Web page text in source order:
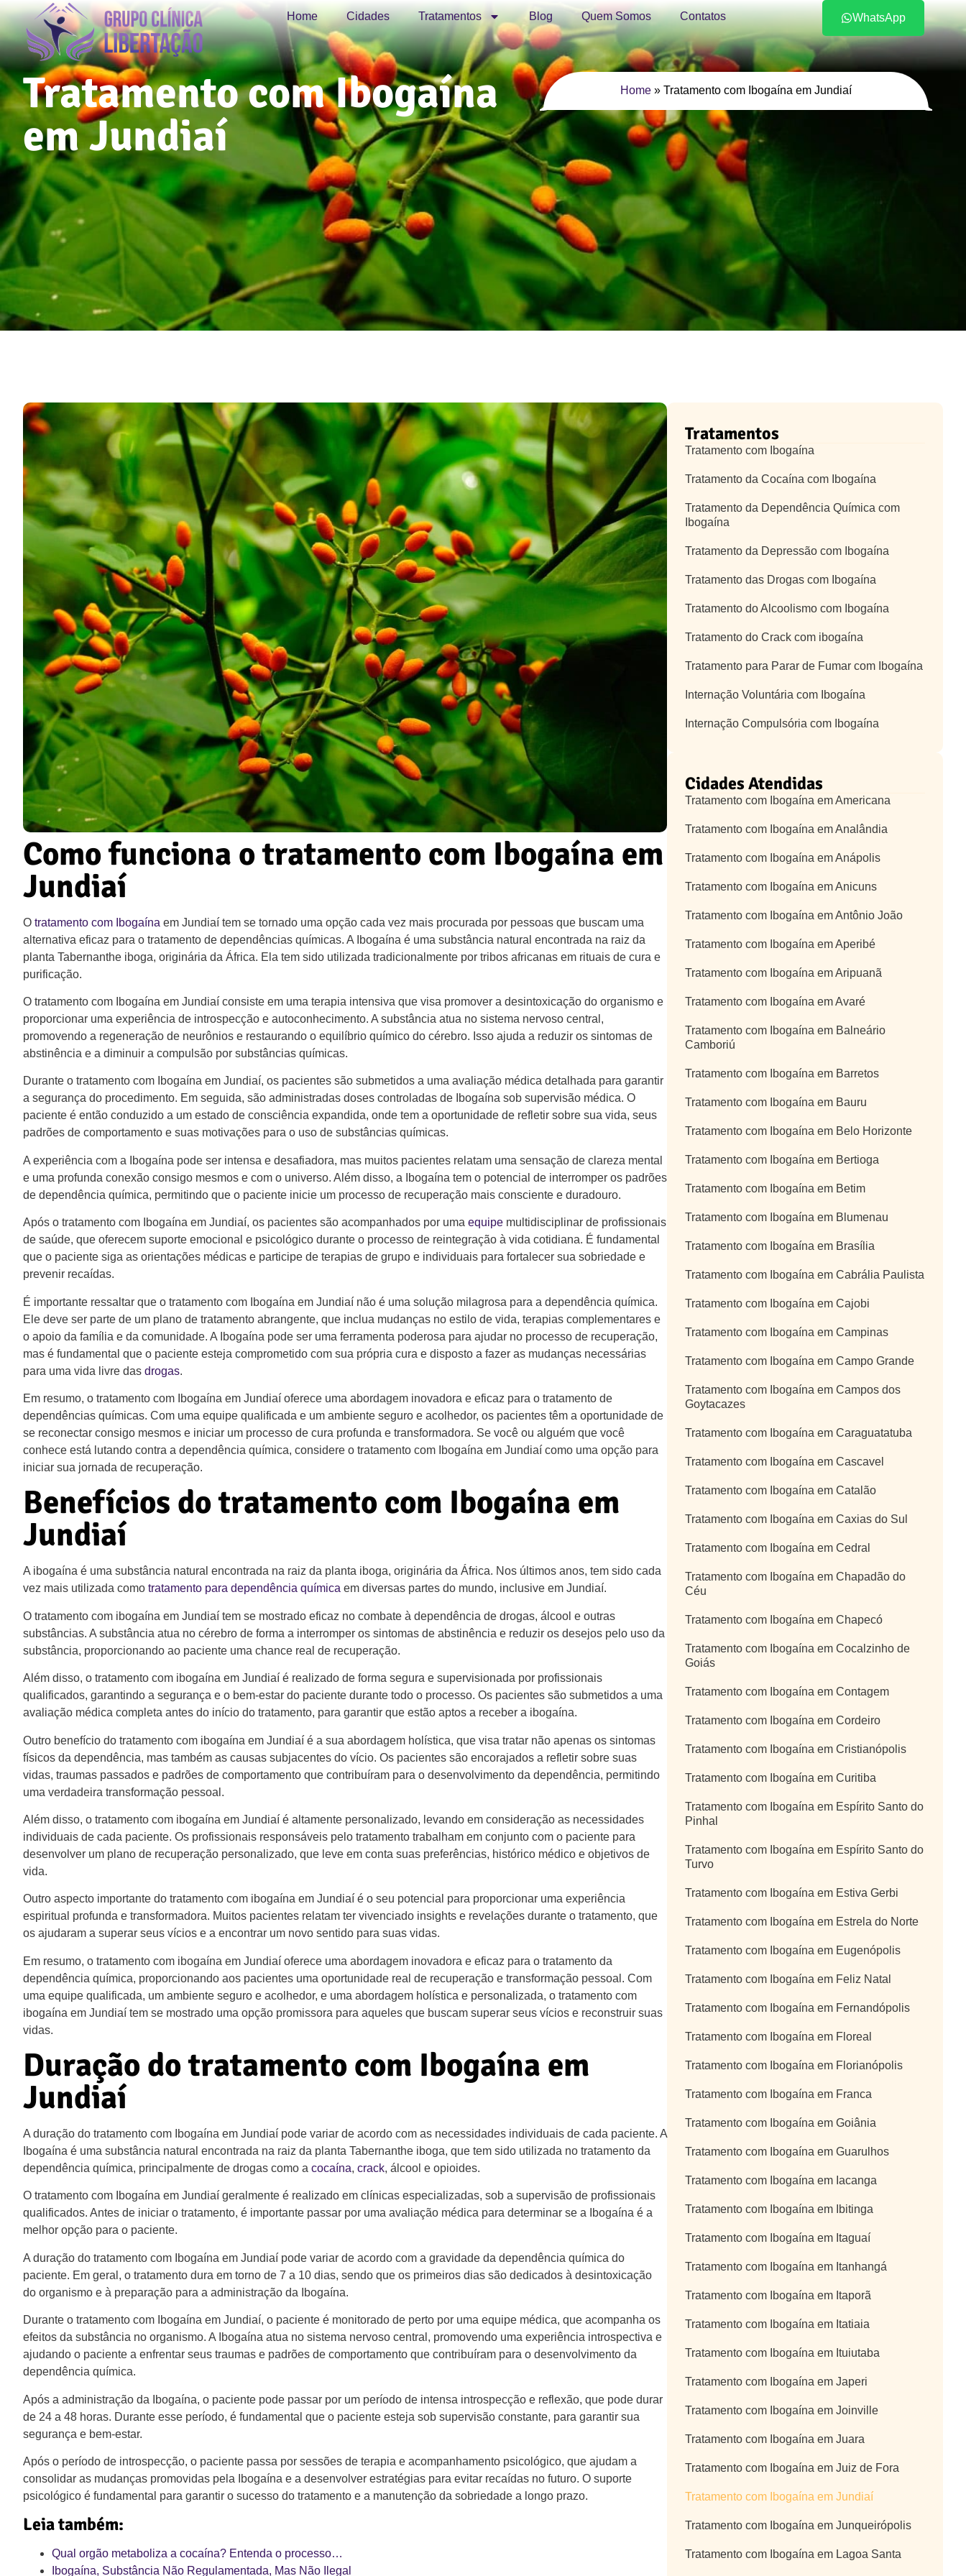
Home Cidades Tratamentos Blog Quem Somos Contatos WhatsApp
Tratamento com Ibogaína
em Jundiaí
Home » Tratamento com Ibogaína em Jundiaí
Como funciona o tratamento com Ibogaína em
Jundiaí
O tratamento com Ibogaína em Jundiaí tem se tornado uma opção cada vez mais procurada por pessoas que buscam uma
alternativa eficaz para o tratamento de dependências químicas. A Ibogaína é uma substância natural encontrada na raiz da
planta Tabernanthe iboga, originária da África. Ela tem sido utilizada tradicionalmente por tribos africanas em rituais de cura e
purificação.
O tratamento com Ibogaína em Jundiaí consiste em uma terapia intensiva que visa promover a desintoxicação do organismo e
proporcionar uma experiência de introspecção e autoconhecimento. A substância atua no sistema nervoso central,
promovendo a regeneração de neurônios e restaurando o equilíbrio químico do cérebro. Isso ajuda a reduzir os sintomas de
abstinência e a diminuir a compulsão por substâncias químicas.
Durante o tratamento com Ibogaína em Jundiaí, os pacientes são submetidos a uma avaliação médica detalhada para garantir
a segurança do procedimento. Em seguida, são administradas doses controladas de Ibogaína sob supervisão médica. O
paciente é então conduzido a um estado de consciência expandida, onde tem a oportunidade de refletir sobre sua vida, seus
padrões de comportamento e suas motivações para o uso de substâncias químicas.
A experiência com a Ibogaína pode ser intensa e desafiadora, mas muitos pacientes relatam uma sensação de clareza mental
e uma profunda conexão consigo mesmos e com o universo. Além disso, a Ibogaína tem o potencial de interromper os padrões
de dependência química, permitindo que o paciente inicie um processo de recuperação mais consciente e duradouro.
Após o tratamento com Ibogaína em Jundiaí, os pacientes são acompanhados por uma equipe multidisciplinar de profissionais
de saúde, que oferecem suporte emocional e psicológico durante o processo de reintegração à vida cotidiana. É fundamental
que o paciente siga as orientações médicas e participe de terapias de grupo e individuais para fortalecer sua sobriedade e
prevenir recaídas.
É importante ressaltar que o tratamento com Ibogaína em Jundiaí não é uma solução milagrosa para a dependência química.
Ele deve ser parte de um plano de tratamento abrangente, que inclua mudanças no estilo de vida, terapias complementares e
o apoio da família e da comunidade. A Ibogaína pode ser uma ferramenta poderosa para ajudar no processo de recuperação,
mas é fundamental que o paciente esteja comprometido com sua própria cura e disposto a fazer as mudanças necessárias
para uma vida livre das drogas.
Em resumo, o tratamento com Ibogaína em Jundiaí oferece uma abordagem inovadora e eficaz para o tratamento de
dependências químicas. Com uma equipe qualificada e um ambiente seguro e acolhedor, os pacientes têm a oportunidade de
se reconectar consigo mesmos e iniciar um processo de cura profunda e transformadora. Se você ou alguém que você
conhece está lutando contra a dependência química, considere o tratamento com Ibogaína em Jundiaí como uma opção para
iniciar sua jornada de recuperação.
Benefícios do tratamento com Ibogaína em
Jundiaí
A ibogaína é uma substância natural encontrada na raiz da planta iboga, originária da África. Nos últimos anos, tem sido cada
vez mais utilizada como tratamento para dependência química em diversas partes do mundo, inclusive em Jundiaí.
O tratamento com ibogaína em Jundiaí tem se mostrado eficaz no combate à dependência de drogas, álcool e outras
substâncias. A substância atua no cérebro de forma a interromper os sintomas de abstinência e reduzir os desejos pelo uso da
substância, proporcionando ao paciente uma chance real de recuperação.
Além disso, o tratamento com ibogaína em Jundiaí é realizado de forma segura e supervisionada por profissionais
qualificados, garantindo a segurança e o bem-estar do paciente durante todo o processo. Os pacientes são submetidos a uma
avaliação médica completa antes do início do tratamento, para garantir que estão aptos a receber a ibogaína.
Outro benefício do tratamento com ibogaína em Jundiaí é a sua abordagem holística, que visa tratar não apenas os sintomas
físicos da dependência, mas também as causas subjacentes do vício. Os pacientes são encorajados a refletir sobre suas
vidas, traumas passados e padrões de comportamento que contribuíram para o desenvolvimento da dependência, permitindo
uma verdadeira transformação pessoal.
Além disso, o tratamento com ibogaína em Jundiaí é altamente personalizado, levando em consideração as necessidades
individuais de cada paciente. Os profissionais responsáveis pelo tratamento trabalham em conjunto com o paciente para
desenvolver um plano de recuperação personalizado, que leve em conta suas preferências, histórico médico e objetivos de
vida.
Outro aspecto importante do tratamento com ibogaína em Jundiaí é o seu potencial para proporcionar uma experiência
espiritual profunda e transformadora. Muitos pacientes relatam ter vivenciado insights e revelações durante o tratamento, que
os ajudaram a superar seus vícios e a encontrar um novo sentido para suas vidas.
Em resumo, o tratamento com ibogaína em Jundiaí oferece uma abordagem inovadora e eficaz para o tratamento da
dependência química, proporcionando aos pacientes uma oportunidade real de recuperação e transformação pessoal. Com
uma equipe qualificada, um ambiente seguro e acolhedor, e uma abordagem holística e personalizada, o tratamento com
ibogaína em Jundiaí tem se mostrado uma opção promissora para aqueles que buscam superar seus vícios e reconstruir suas
vidas.
Duração do tratamento com Ibogaína em
Jundiaí
A duração do tratamento com Ibogaína em Jundiaí pode variar de acordo com as necessidades individuais de cada paciente. A
Ibogaína é uma substância natural encontrada na raiz da planta Tabernanthe iboga, que tem sido utilizada no tratamento da
dependência química, principalmente de drogas como a cocaína, crack, álcool e opioides.
O tratamento com Ibogaína em Jundiaí geralmente é realizado em clínicas especializadas, sob a supervisão de profissionais
qualificados. Antes de iniciar o tratamento, é importante passar por uma avaliação médica para determinar se a Ibogaína é a
melhor opção para o paciente.
A duração do tratamento com Ibogaína em Jundiaí pode variar de acordo com a gravidade da dependência química do
paciente. Em geral, o tratamento dura em torno de 7 a 10 dias, sendo que os primeiros dias são dedicados à desintoxicação
do organismo e à preparação para a administração da Ibogaína.
Durante o tratamento com Ibogaína em Jundiaí, o paciente é monitorado de perto por uma equipe médica, que acompanha os
efeitos da substância no organismo. A Ibogaína atua no sistema nervoso central, promovendo uma experiência introspectiva e
ajudando o paciente a enfrentar seus traumas e padrões de comportamento que contribuíram para o desenvolvimento da
dependência química.
Após a administração da Ibogaína, o paciente pode passar por um período de intensa introspecção e reflexão, que pode durar
de 24 a 48 horas. Durante esse período, é fundamental que o paciente esteja sob supervisão constante, para garantir sua
segurança e bem-estar.
Após o período de introspecção, o paciente passa por sessões de terapia e acompanhamento psicológico, que ajudam a
consolidar as mudanças promovidas pela Ibogaína e a desenvolver estratégias para evitar recaídas no futuro. O suporte
psicológico é fundamental para garantir o sucesso do tratamento e a manutenção da sobriedade a longo prazo.
Leia também:
Qual orgão metaboliza a cocaína? Entenda o processo…
Ibogaína, Substância Não Regulamentada, Mas Não Ilegal
Tratamentos
Tratamento com Ibogaína
Tratamento da Cocaína com Ibogaína
Tratamento da Dependência Química com
Ibogaína
Tratamento da Depressão com Ibogaína
Tratamento das Drogas com Ibogaína
Tratamento do Alcoolismo com Ibogaína
Tratamento do Crack com ibogaína
Tratamento para Parar de Fumar com Ibogaína
Internação Voluntária com Ibogaína
Internação Compulsória com Ibogaína
Cidades Atendidas
Tratamento com Ibogaína em Americana
Tratamento com Ibogaína em Analândia
Tratamento com Ibogaína em Anápolis
Tratamento com Ibogaína em Anicuns
Tratamento com Ibogaína em Antônio João
Tratamento com Ibogaína em Aperibé
Tratamento com Ibogaína em Aripuanã
Tratamento com Ibogaína em Avaré
Tratamento com Ibogaína em Balneário
Camboriú
Tratamento com Ibogaína em Barretos
Tratamento com Ibogaína em Bauru
Tratamento com Ibogaína em Belo Horizonte
Tratamento com Ibogaína em Bertioga
Tratamento com Ibogaína em Betim
Tratamento com Ibogaína em Blumenau
Tratamento com Ibogaína em Brasília
Tratamento com Ibogaína em Cabrália Paulista
Tratamento com Ibogaína em Cajobi
Tratamento com Ibogaína em Campinas
Tratamento com Ibogaína em Campo Grande
Tratamento com Ibogaína em Campos dos
Goytacazes
Tratamento com Ibogaína em Caraguatatuba
Tratamento com Ibogaína em Cascavel
Tratamento com Ibogaína em Catalão
Tratamento com Ibogaína em Caxias do Sul
Tratamento com Ibogaína em Cedral
Tratamento com Ibogaína em Chapadão do
Céu
Tratamento com Ibogaína em Chapecó
Tratamento com Ibogaína em Cocalzinho de
Goiás
Tratamento com Ibogaína em Contagem
Tratamento com Ibogaína em Cordeiro
Tratamento com Ibogaína em Cristianópolis
Tratamento com Ibogaína em Curitiba
Tratamento com Ibogaína em Espírito Santo do
Pinhal
Tratamento com Ibogaína em Espírito Santo do
Turvo
Tratamento com Ibogaína em Estiva Gerbi
Tratamento com Ibogaína em Estrela do Norte
Tratamento com Ibogaína em Eugenópolis
Tratamento com Ibogaína em Feliz Natal
Tratamento com Ibogaína em Fernandópolis
Tratamento com Ibogaína em Floreal
Tratamento com Ibogaína em Florianópolis
Tratamento com Ibogaína em Franca
Tratamento com Ibogaína em Goiânia
Tratamento com Ibogaína em Guarulhos
Tratamento com Ibogaína em Iacanga
Tratamento com Ibogaína em Ibitinga
Tratamento com Ibogaína em Itaguaí
Tratamento com Ibogaína em Itanhangá
Tratamento com Ibogaína em Itaporã
Tratamento com Ibogaína em Itatiaia
Tratamento com Ibogaína em Ituiutaba
Tratamento com Ibogaína em Japeri
Tratamento com Ibogaína em Joinville
Tratamento com Ibogaína em Juara
Tratamento com Ibogaína em Juiz de Fora
Tratamento com Ibogaína em Jundiaí
Tratamento com Ibogaína em Junqueirópolis
Tratamento com Ibogaína em Lagoa Santa